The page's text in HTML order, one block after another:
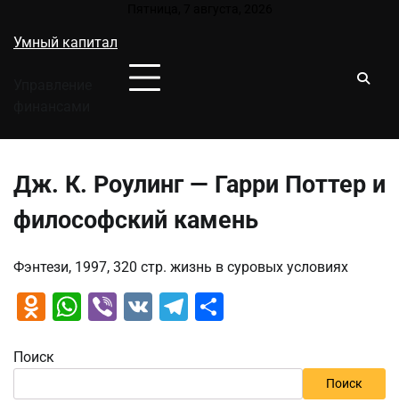
содержимому
Умный капитал
Дж. К. Роулинг — Гарри Поттер и
философский камень
Фэнтези, 1997, 320 стр. жизнь в суровых условиях
Odnoklassniki
WhatsApp
Viber
VK Telegram
Поиск
Поиск